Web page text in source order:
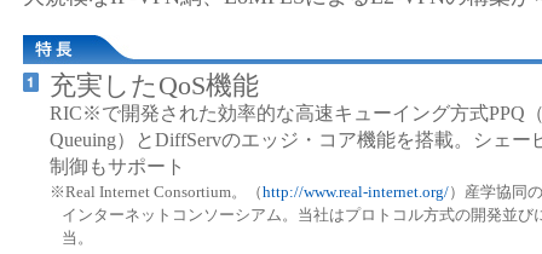
充実したQoS機能
RIC※で開発された効率的な高速キューイング方式PPQ（
Queuing）とDiffServのエッジ・コア機能を搭載。シェー
制御もサポート
※Real Internet Consortium。（http://www.real-internet.org/）産学協同
インターネットコンソーシアム。当社はプロトコル方式の開発並び
当。